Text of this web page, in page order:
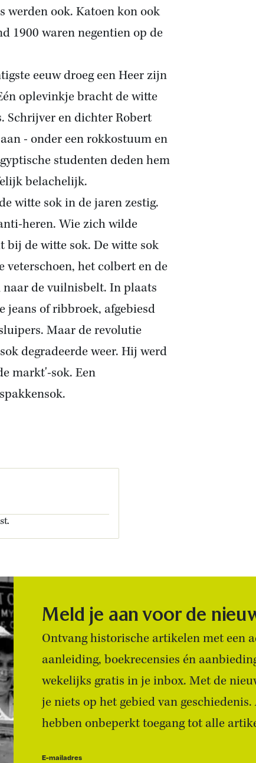
werden ook. Katoen kon ook
1900 waren negentien op de
eeuw droeg een Heer zijn
oplevinkje bracht de witte
Schrijver en dichter Robert
- onder een rokkostuum en
studenten deden hem
belachelijk.
witte sok in de jaren zestig.
heren. Wie zich wilde
de witte sok. De witte sok
veterschoen, het colbert en de
de vuilnisbelt. In plaats
jeans of ribbroek, afgebiesd
Maar de revolutie
degradeerde weer. Hij werd
markt'-sok. Een
Meld je aan voor de
Ontvang historische artikelen met een
aanleiding, boekrecensies én
wekelijks gratis in je inbox. Met de
je niets op het gebied van geschiedenis.
hebben onbeperkt toegang tot alle
E-mailadres